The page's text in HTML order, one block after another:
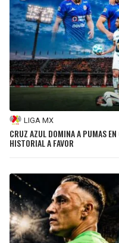
LIGA MX
CRUZ AZUL DOMINA A PUMAS
HISTORIAL A FAVOR